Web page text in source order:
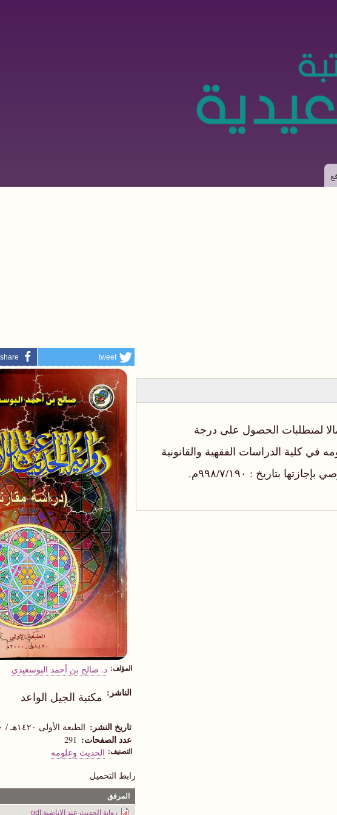
لمتطلبات الحصول على درجة
كلية الدراسات الفقهية والقانونية
بتاريخ : ۹۹۸/۷/۱۹٠م.
tweet
share
المؤلف د. صالح بن أحمد البوسعيدي
الناشر مكتبة الجيل الواعد
تاريخ النشر الطبعة الأولى ١٤٢٠هـ / ٢٠٠٠م
عدد الصفحات 291
التصنيف الحديث وعلومه
رابط التحميل
المرفق
رواية الحديث عند الإباضية.pdf